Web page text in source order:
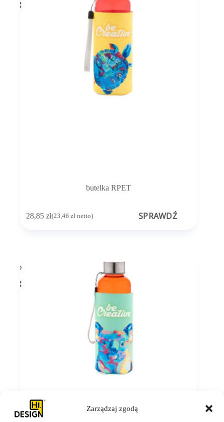
Zarządzaj zgodą
butelka RPET
28,85 zł(23,46 złnetto) SPRAWDŹ